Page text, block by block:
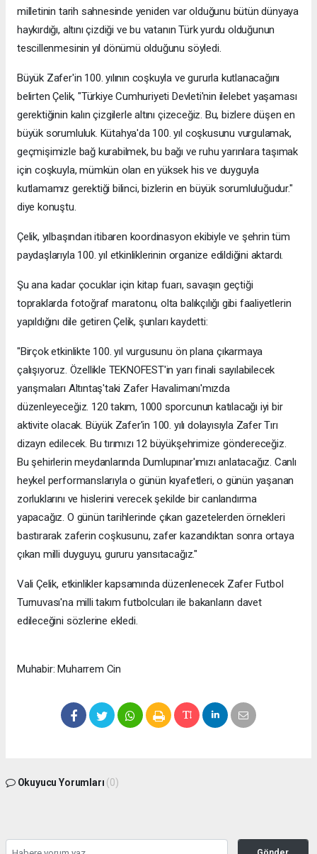
milletinin tarih sahnesinde yeniden var olduğunu bütün dünyaya
haykırdığı, altını çizdiği ve bu vatanın Türk yurdu olduğunun
tescillenmesinin yıl dönümü olduğunu söyledi.
Büyük Zafer'in 100. yılının coşkuyla ve gururla kutlanacağını
belirten Çelik, "Türkiye Cumhuriyeti Devleti'nin ilelebet yaşaması
gerektiğinin kalın çizgilerle altını çizeceğiz. Bu, bizlere düşen en
büyük sorumluluk. Kütahya'da 100. yıl coşkusunu vurgulamak,
geçmişimizle bağ kurabilmek, bu bağı ve ruhu yarınlara taşımak
için coşkuyla, mümkün olan en yüksek his ve duyguyla
kutlamamız gerektiği bilinci, bizlerin en büyük sorumluluğudur."
diye konuştu.
Çelik, yılbaşından itibaren koordinasyon ekibiyle ve şehrin tüm
paydaşlarıyla 100. yıl etkinliklerinin organize edildiğini aktardı.
Şu ana kadar çocuklar için kitap fuarı, savaşın geçtiği
topraklarda fotoğraf maratonu, olta balıkçılığı gibi faaliyetlerin
yapıldığını dile getiren Çelik, şunları kaydetti:
"Birçok etkinlikte 100. yıl vurgusunu ön plana çıkarmaya
çalışıyoruz. Özellikle TEKNOFEST'in yarı finali sayılabilecek
yarışmaları Altıntaş'taki Zafer Havalimanı'mızda
düzenleyeceğiz. 120 takım, 1000 sporcunun katılacağı iyi bir
aktivite olacak. Büyük Zafer'in 100. yılı dolayısıyla Zafer Tırı
dizayn edilecek. Bu tırımızı 12 büyükşehrimize göndereceğiz.
Bu şehirlerin meydanlarında Dumlupınar'ımızı anlatacağız. Canlı
heykel performanslarıyla o günün kıyafetleri, o günün yaşanan
zorluklarını ve hislerini verecek şekilde bir canlandırma
yapacağız. O günün tarihlerinde çıkan gazetelerden örnekleri
bastırarak zaferin coşkusunu, zafer kazandıktan sonra ortaya
çıkan milli duyguyu, gururu yansıtacağız."
Vali Çelik, etkinlikler kapsamında düzenlenecek Zafer Futbol
Turnuvası'na milli takım futbolcuları ile bakanların davet
edileceğini sözlerine ekledi.
Muhabir: Muharrem Cin
Okuyucu Yorumları (0)